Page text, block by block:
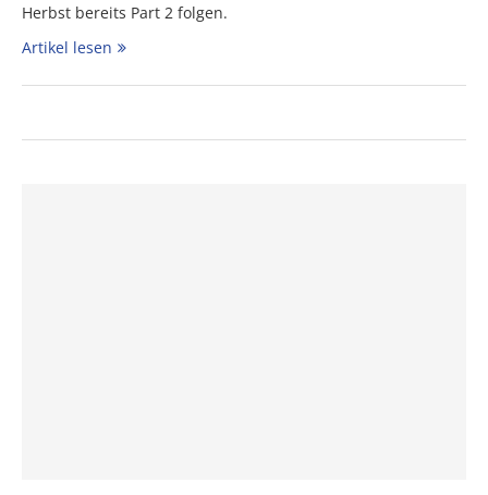
Herbst bereits Part 2 folgen.
Artikel lesen